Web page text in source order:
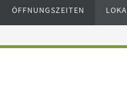
ÖFFNUNGSZEITEN